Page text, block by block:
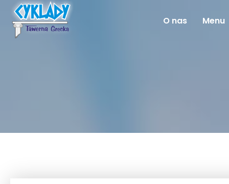
O nas Menu